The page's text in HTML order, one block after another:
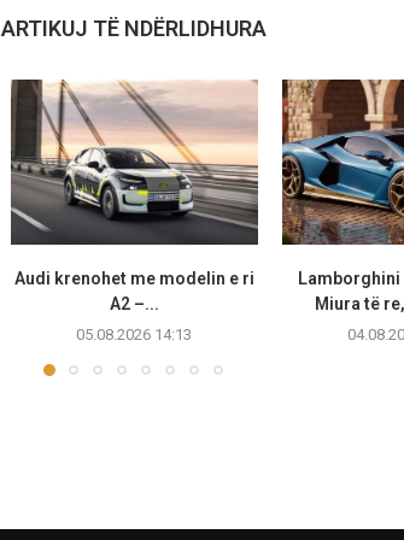
ARTIKUJ TË NDËRLIDHURA
Audi krenohet me modelin e ri
A2 –...
05.08.2026 14:13
Miura të